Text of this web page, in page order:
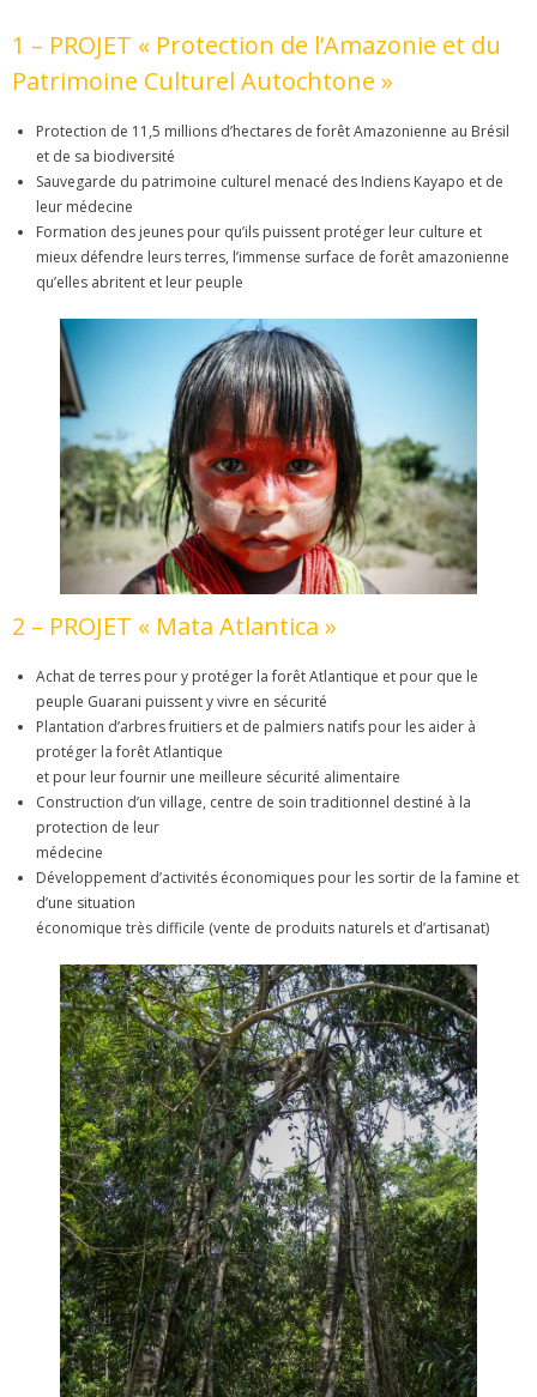
1 – PROJET « Protection de l’Amazonie et du
Patrimoine Culturel Autochtone »
Protection de 11,5 millions d’hectares de forêt Amazonienne au Brésil
et de sa biodiversité
Sauvegarde du patrimoine culturel menacé des Indiens Kayapo et de
leur médecine
Formation des jeunes pour qu’ils puissent protéger leur culture et
mieux défendre leurs terres, l’immense surface de forêt amazonienne
qu’elles abritent et leur peuple
2 – PROJET « Mata Atlantica »
Achat de terres pour y protéger la forêt Atlantique et pour que le
peuple Guarani puissent y vivre en sécurité
Plantation d’arbres fruitiers et de palmiers natifs pour les aider à
protéger la forêt Atlantique
et pour leur fournir une meilleure sécurité alimentaire
Construction d’un village, centre de soin traditionnel destiné à la
protection de leur
médecine
Développement d’activités économiques pour les sortir de la famine et
d’une situation
économique très difficile (vente de produits naturels et d’artisanat)